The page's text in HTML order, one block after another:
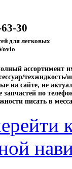
30
для легковых
ассортимент
техжидкость/
на сайте, не
по
писать в